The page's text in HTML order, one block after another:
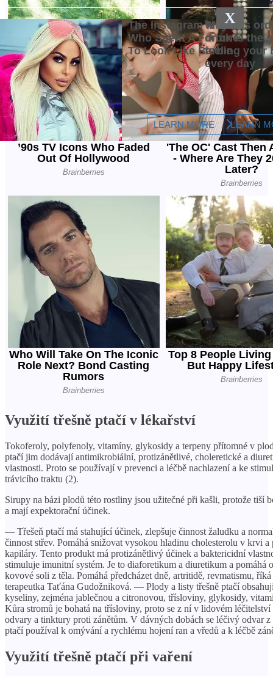
X
Využití třešně ptačí v lékařství
Tokoferoly, polyfenoly, vitamíny, glykosidy a terpeny přítomné v
ptačí jim dodávají antimikrobiální, protizánětlivé, choleretické a
vlastnosti. Proto se používají v prevenci a léčbě nachlazení a ke
trávicího traktu (2).
Sirupy na bázi plodů této rostliny jsou užitečné při kašli, protože tiší
a mají expektorační účinek.
— Třešeň ptačí má stahující účinek, zlepšuje činnost žaludku a
činnost střev. Pomáhá snižovat vysokou hladinu cholesterolu v krvi a
kapiláry. Tento produkt má protizánětlivý účinek a baktericidní
stimuluje imunitní systém. Je to diaforetikum a diuretikum a pomáhá
kovové soli z těla. Pomáhá předcházet dně, artritidě, revmatismu,
terapeutka Taťána Gudožniková. — Plody a listy třešně ptačí
kyseliny, zejména jablečnou a citronovou, třísloviny, glykosidy,
Kůra stromů je bohatá na třísloviny, proto se z ní v lidovém
odvary a tinktury proti zánětům. V dávných dobách se léčivý odvar z
ptačí používal k omývání a rychlému hojení ran a vředů a k léčbě
Využití třešně ptačí při vaření